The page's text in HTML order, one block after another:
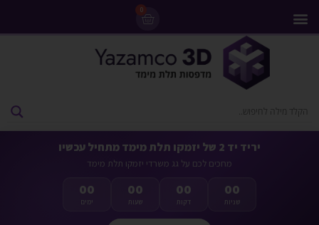
0
יריד יד 2 של יזמקו תלת מימד מתחיל עכשיו
מחכים לכם על גג משרדי יזמקו תלת מימד
00
ימים
00
שעות
00
דקות
00
שניות